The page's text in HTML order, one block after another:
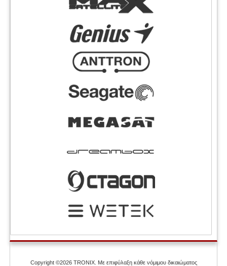
Copyright ©2026 TRONIX. Με επιφύλαξη κάθε νόμιμου δικαιώματος